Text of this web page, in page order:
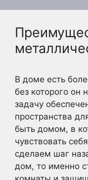
В доме есть
без которого он
задачу
пространства
быть домом, в
чувствовать
сделаем шаг
дом, то именно